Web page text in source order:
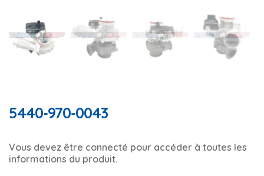
5440-970-0043
Vous devez être connecté pour accéder à toutes les
informations du produit.